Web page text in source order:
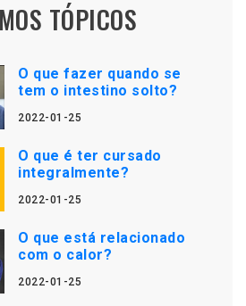
TÓPICOS
O que fazer quando se
tem o intestino solto?
2022-01-25
O que é ter cursado
integralmente?
2022-01-25
O que está relacionado
com o calor?
2022-01-25